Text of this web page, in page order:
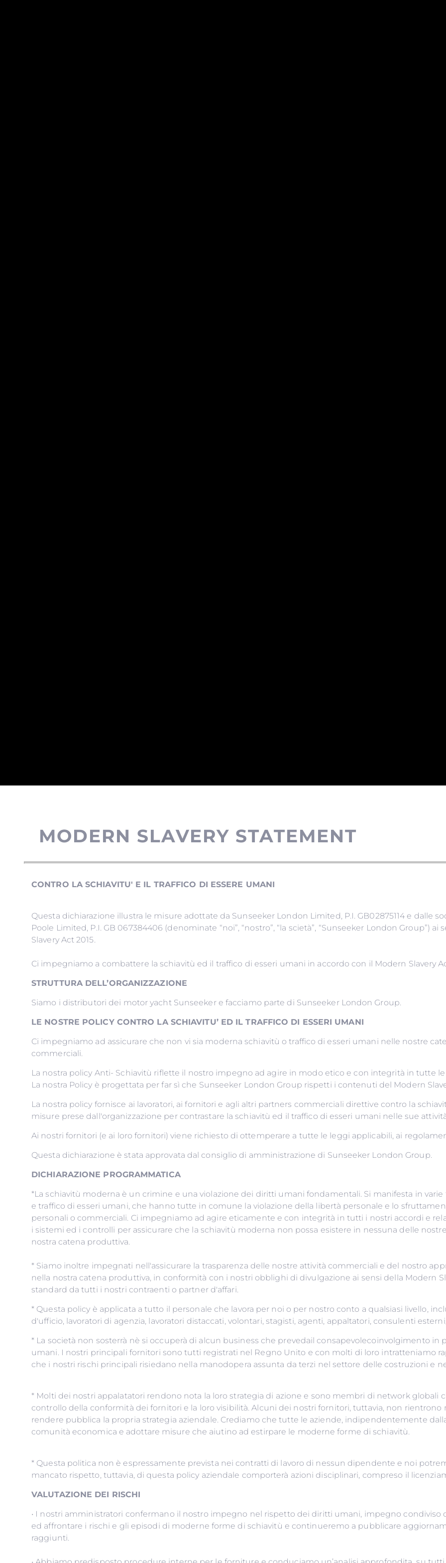
MODERN SLAVERY STATEMENT
CONTRO LA SCHIAVITU' E IL TRAFFICO
Questa dichiarazione illustra le misure adottate da Sunseeker London Limited, P.I. GB02875114 e dalle
Poole Limited, P.I. GB 067384406 (denominate “noi”, “nostro”, “la scietà”, “Sunseeker London Group”)
Slavery Act 2015.
Ci impegniamo a combattere la schiavitù ed il traffico di esseri umani in accordo con il Modern Slavery
STRUTTURA DELL’ORGANIZZAZIONE
Siamo i distributori dei motor yacht Sunseeker e facciamo parte di Sunseeker London Group.
LE NOSTRE POLICY CONTRO LA SCHIAVITU’ ED IL TRAFFICO DI ESSERI UMANI
Ci impegniamo ad assicurare che non vi sia moderna schiavitù o traffico di esseri umani nelle nostre
commerciali.
La nostra policy Anti- Schiavitù riflette il nostro impegno ad agire in modo etico e con integrità in tutte
La nostra Policy è progettata per far sì che Sunseeker London Group rispetti i contenuti del Modern
La nostra policy fornisce ai lavoratori, ai fornitori e agli altri partners commerciali direttive contro la
misure prese dall'organizzazione per contrastare la schiavitù ed il traffico di esseri umani nelle sue
Ai nostri fornitori (e ai loro fornitori) viene richiesto di ottemperare a tutte le leggi applicabili, ai
Questa dichiarazione è stata approvata dal consiglio di amministrazione di Sunseeker London Group.
DICHIARAZIONE PROGRAMMATICA
*La schiavitù moderna è un crimine e una violazione dei diritti umani fondamentali. Si manifesta in varie
e traffico di esseri umani, che hanno tutte in comune la violazione della libertà personale e lo
personali o commerciali. Ci impegniamo ad agire eticamente e con integrità in tutti i nostri accordi e
i sistemi ed i controlli per assicurare che la schiavitù moderna non possa esistere in nessuna delle
nostra catena produttiva.
* Siamo inoltre impegnati nell'assicurare la trasparenza delle nostre attività commerciali e del nostro
nella nostra catena produttiva, in conformità con i nostri obblighi di divulgazione ai sensi della Modern
standard da tutti i nostri contraenti o
* Questa policy è applicata a tutto il personale che lavora per noi o per nostro conto a qualsiasi livello,
d'ufficio, lavoratori di agenzia, lavoratori distaccati, volontari, stagisti, agenti, appaltatori, consulenti
* La società non sosterrà nè si occuperà di alcun business che prevedail consapevolecoinvolgimento in
umani. I nostri principali fornitori sono tutti registrati nel Regno Unito e con molti di loro intratteniamo
che i nostri rischi principali risiedano nella manodopera assunta da terzi nel settore delle
* Molti dei nostri appalatatori rendono nota la loro strategia di azione e sono membri di network globali
controllo della conformità dei fornitori e la loro visibilità. Alcuni dei nostri fornitori, tuttavia, non
rendere pubblica la propria strategia aziendale. Crediamo che tutte le aziende, indipendentemente
comunità economica e adottare misure che aiutino ad estirpare
* Questa politica non è espressamente prevista nei contratti di lavoro di nessun dipendente e noi
mancato rispetto, tuttavia, di questa policy aziendale comporterà azioni disciplinari, compreso il
VALUTAZIONE DEI RISCHI
• I nostri amministratori confermano il nostro impegno nel rispetto dei diritti umani, impegno condiviso
ed affrontare i rischi e gli episodi di moderne forme di schiavitù e continueremo a pubblicare
raggiunti.